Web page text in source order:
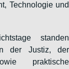
Technologie und
standen
der Justiz, der
praktische